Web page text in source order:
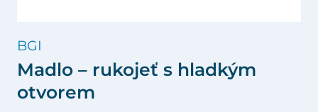
BGI
Madlo – rukojeť s hladkým
otvorem